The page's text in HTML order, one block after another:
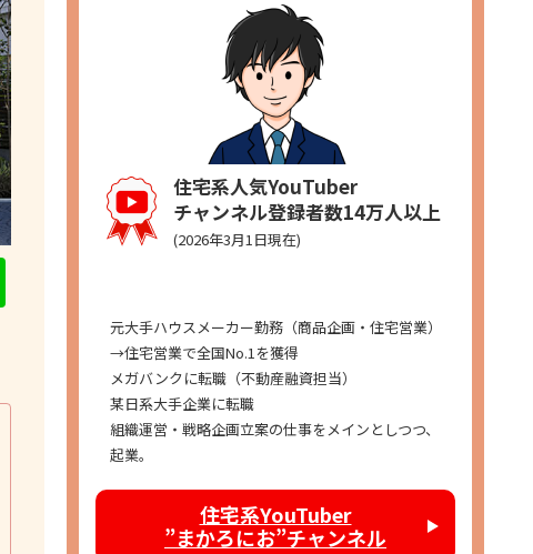
住宅系人気YouTuber
チャンネル登録者数14万人以上
(2026年3月1日現在)
元大手ハウスメーカー勤務（商品企画・住宅営業）
→住宅営業で全国No.1を獲得
メガバンクに転職（不動産融資担当）
某日系大手企業に転職
組織運営・戦略企画立案の仕事をメインとしつつ、
起業。
住宅系YouTuber
”まかろにお”チャンネル